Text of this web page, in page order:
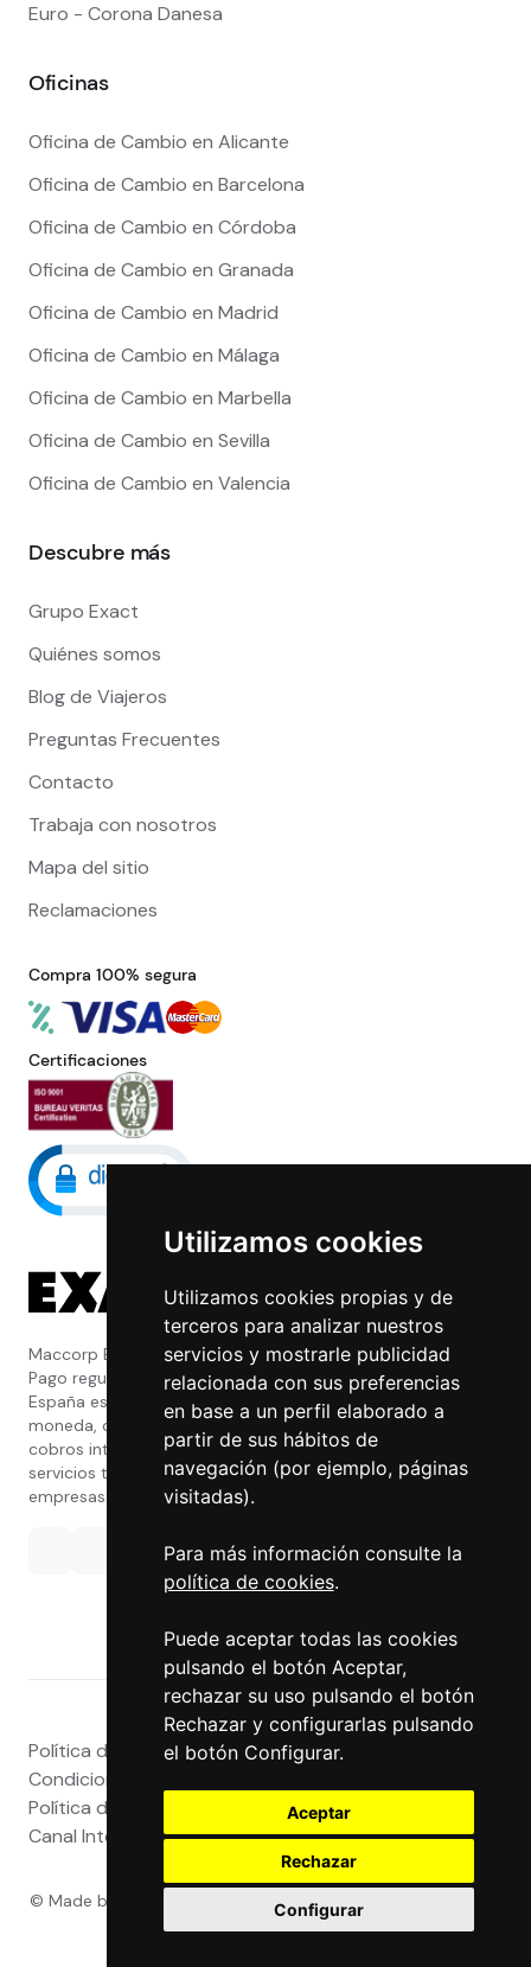
Utilizamos cookies
Utilizamos cookies propias y de
terceros para analizar nuestros
servicios y mostrarle publicidad
relacionada con sus preferencias
en base a un perfil elaborado a
partir de sus hábitos de
navegación (por ejemplo, páginas
visitadas).
Para más información consulte la
política de cookies.
Puede aceptar todas las cookies
pulsando el botón Aceptar,
rechazar su uso pulsando el botón
Rechazar y configurarlas pulsando
el botón Configurar.
Aceptar
Rechazar
Configurar
Euro - Corona Danesa
Oficinas
Oficina de Cambio en Alicante
Oficina de Cambio en Barcelona
Oficina de Cambio en Córdoba
Oficina de Cambio en Granada
Oficina de Cambio en Madrid
Oficina de Cambio en Málaga
Oficina de Cambio en Marbella
Oficina de Cambio en Sevilla
Oficina de Cambio en Valencia
Descubre más
Grupo Exact
Quiénes somos
Blog de Viajeros
Preguntas Frecuentes
Contacto
Trabaja con nosotros
Mapa del sitio
Reclamaciones
Compra 100% segura
Certificaciones
Maccorp Exact Change es una Entidad de
Pago regulada y con licencia del Banco de
España especializada en cambio de
moneda, divisas, transferencias, pagos y
cobros internacionales que presta estos
servicios tanto a particulares como a
empresas.
Política de privacidad| Atención al Cliente
Condiciones de uso web
Política de Cookies
Política de Calidad
Canal Interno
| Canal Externo | Accesibilidad
© Made by - Powered by
los derechos reservados